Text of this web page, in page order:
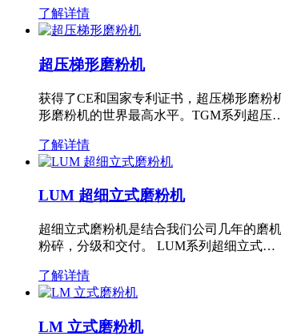
了解详情
超压梯形磨粉机
获得了CE和国家专利证书，超压梯形磨
形磨粉机的世界最高水平。TGM系列超压
了解详情
LUM 超细立式磨粉机
超细立式磨粉机是结合我们公司几年的磨
粉碎，分级和交付。 LUM系列超细立式…
了解详情
LM 立式磨粉机